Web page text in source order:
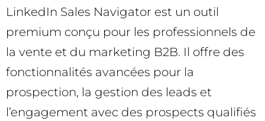
LinkedIn Sales Navigator est un outil
premium conçu pour les professionnels de
la vente et du marketing B2B. Il offre des
fonctionnalités avancées pour la
prospection, la gestion des leads et
l’engagement avec des prospects qualifiés